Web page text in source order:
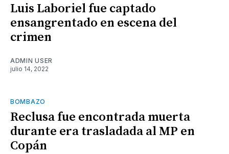
Luis Laboriel fue captado
ensangrentado en escena del
crimen
ADMIN USER
julio 14, 2022
BOMBAZO
Reclusa fue encontrada muerta
durante era trasladada al MP en
Copán